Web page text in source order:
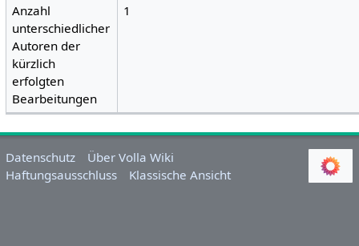
Anzahl
unterschiedlicher
Autoren der
kürzlich
erfolgten
Bearbeitungen
1
Datenschutz
Über Volla Wiki
Haftungsausschluss
Klassische Ansicht